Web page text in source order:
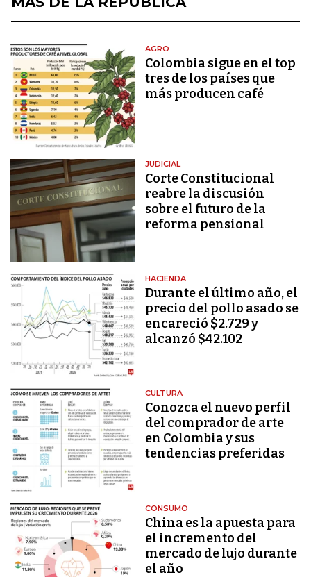
AGRO
Colombia sigue en el top
tres de los países que
más producen café
JUDICIAL
Corte Constitucional
reabre la discusión
sobre el futuro de la
reforma pensional
HACIENDA
Durante el último año, el
precio del pollo asado se
encareció $2.729 y
alcanzó $42.102
CULTURA
Conozca el nuevo perfil
del comprador de arte
en Colombia y sus
tendencias preferidas
CONSUMO
China es la apuesta para
el incremento del
mercado de lujo durante
el año